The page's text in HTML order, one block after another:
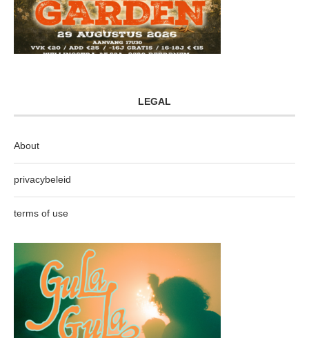
LEGAL
About
privacybeleid
terms of use